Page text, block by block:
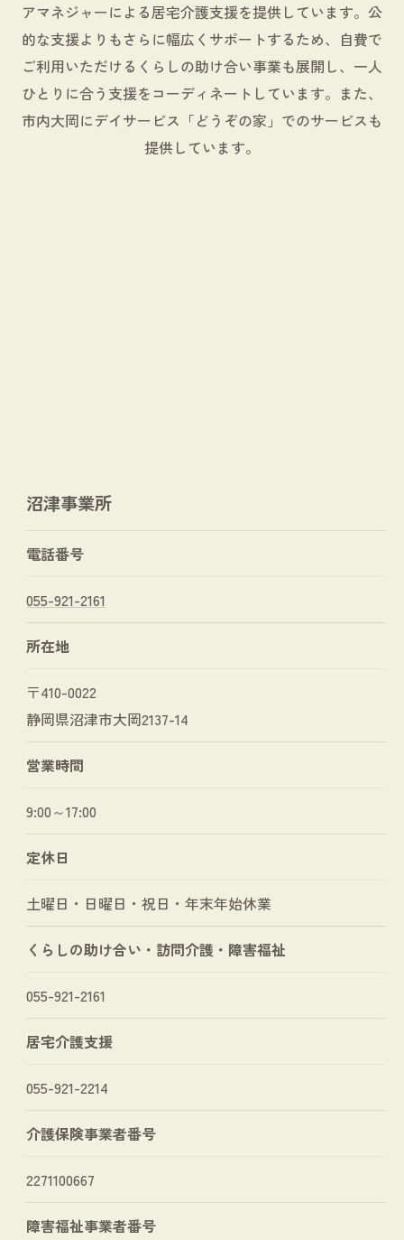
アマネジャーによる居宅介護支援を提供しています。公
的な支援よりもさらに幅広くサポートするため、自費で
ご利用いただけるくらしの助け合い事業も展開し、一人
ひとりに合う支援をコーディネートしています。また、
市内大岡にデイサービス「どうぞの家」でのサービスも
提供しています。
沼津事業所
電話番号
055-921-2161
所在地
〒410-0022
静岡県沼津市大岡2137-14
営業時間
9:00～17:00
定休日
土曜日・日曜日・祝日・年末年始休業
くらしの助け合い・訪問介護・障害福祉
055-921-2161
居宅介護支援
055-921-2214
介護保険事業者番号
2271100667
障害福祉事業者番号